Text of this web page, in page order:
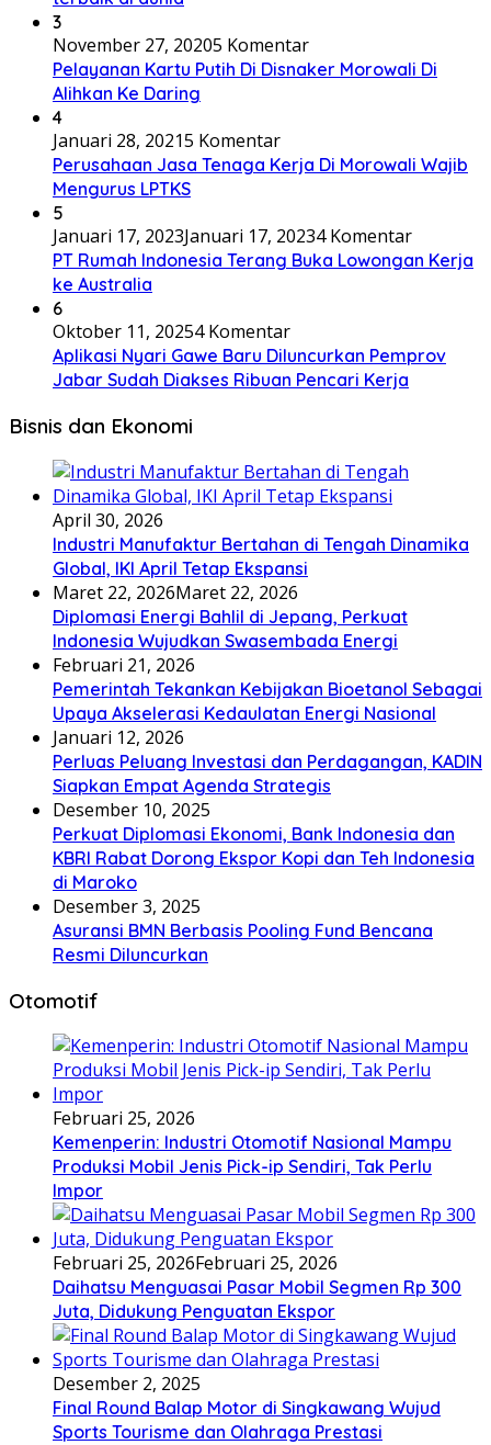
3
November 27, 20205 Komentar
Pelayanan Kartu Putih Di Disnaker Morowali Di
Alihkan Ke Daring
4
Januari 28, 20215 Komentar
Perusahaan Jasa Tenaga Kerja Di Morowali Wajib
Mengurus LPTKS
5
Januari 17, 2023Januari 17, 20234 Komentar
PT Rumah Indonesia Terang Buka Lowongan Kerja
ke Australia
6
Oktober 11, 20254 Komentar
Aplikasi Nyari Gawe Baru Diluncurkan Pemprov
Jabar Sudah Diakses Ribuan Pencari Kerja
Bisnis dan Ekonomi
April 30, 2026
Industri Manufaktur Bertahan di Tengah Dinamika
Global, IKI April Tetap Ekspansi
Maret 22, 2026Maret 22, 2026
Diplomasi Energi Bahlil di Jepang, Perkuat
Indonesia Wujudkan Swasembada Energi
Februari 21, 2026
Pemerintah Tekankan Kebijakan Bioetanol Sebagai
Upaya Akselerasi Kedaulatan Energi Nasional
Januari 12, 2026
Perluas Peluang Investasi dan Perdagangan, KADIN
Siapkan Empat Agenda Strategis
Desember 10, 2025
Perkuat Diplomasi Ekonomi, Bank Indonesia dan
KBRI Rabat Dorong Ekspor Kopi dan Teh Indonesia
di Maroko
Desember 3, 2025
Asuransi BMN Berbasis Pooling Fund Bencana
Resmi Diluncurkan
Otomotif
Februari 25, 2026
Kemenperin: Industri Otomotif Nasional Mampu
Produksi Mobil Jenis Pick-ip Sendiri, Tak Perlu
Impor
Februari 25, 2026Februari 25, 2026
Daihatsu Menguasai Pasar Mobil Segmen Rp 300
Juta, Didukung Penguatan Ekspor
Desember 2, 2025
Final Round Balap Motor di Singkawang Wujud
Sports Tourisme dan Olahraga Prestasi